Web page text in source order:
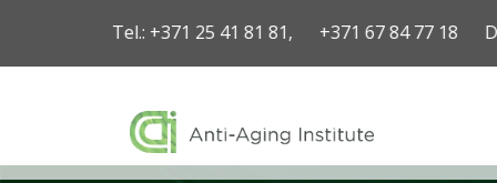
Tel.:+371 25 41 81 81, +371 67 84 77 18